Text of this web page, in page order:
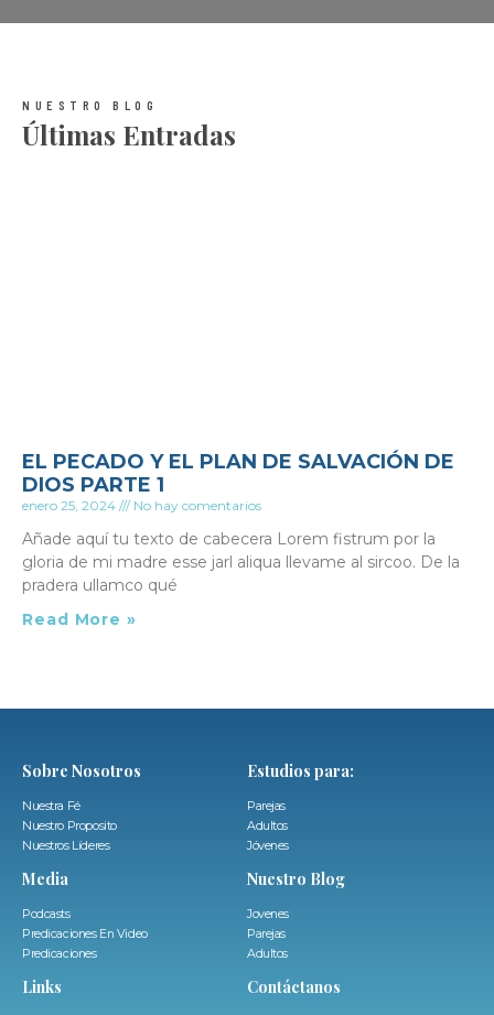
NUESTRO BLOG
Últimas Entradas
EL PECADO Y EL PLAN DE SALVACIÓN DE
DIOS PARTE 1
enero 25, 2024 No hay comentarios
Añade aquí tu texto de cabecera Lorem fistrum por la
gloria de mi madre esse jarl aliqua llevame al sircoo. De la
pradera ullamco qué
Read More »
Sobre Nosotros
Nuestra Fé
Nuestro Proposito
Nuestros Líderes
Estudios para:
Parejas
Adultos
Jóvenes
Media
Podcasts
Predicaciones En Video
Predicaciones
Nuestro Blog
Jovenes
Parejas
Adultos
Links Contáctanos